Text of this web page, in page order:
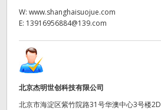
W: www.shanghaisuojue.com
E: 13916956884@139.com
北京杰明世创科技有限公司
北京市海淀区紫竹院路31号华澳中心3号楼2D